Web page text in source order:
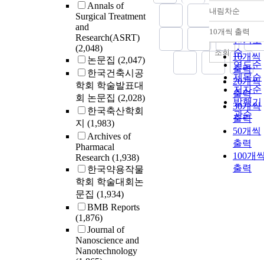
Annals of
Surgical Treatment
and
Research(ASRT)
(2,048)
논문집 (2,047)
한국건축시공
학회 학술발표대
회 논문집 (2,028)
한국축산학회
지 (1,983)
Archives of
Pharmacal
Research (1,938)
한국약용작물
학회 학술대회논
문집 (1,934)
BMB Reports
(1,876)
Journal of
Nanoscience and
Nanotechnology
정확도
순
인기도
순
연도순
제목순
저자순
발행기
관순
내림차순
내림차
10개씩 출력
10개씩
출력
20개씩
출력
30개씩
출력
50개씩
출력
100개
출력
조회